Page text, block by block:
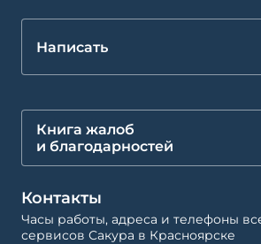
Написать
Книга жалоб
и благодарностей
Контакты
Часы работы, адреса и телефоны
сервисов Сакура в Красноярске